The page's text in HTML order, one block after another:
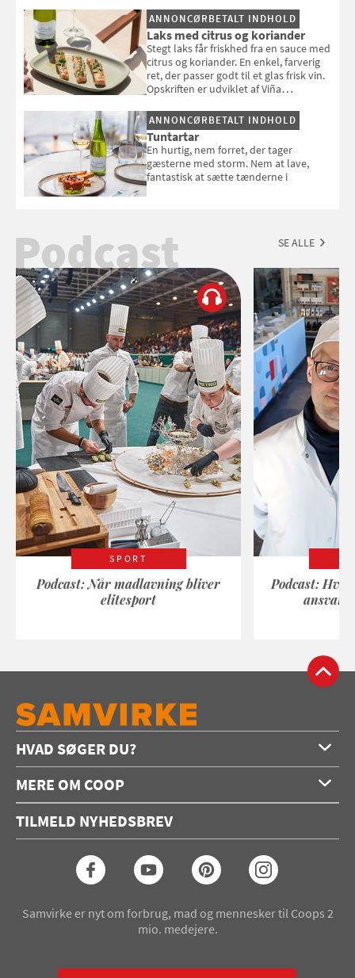
selvstændigt måltid. Opskriften er fra
Louisa Lorangs kogebog "Salat".
ANNONCØRBETALT INDHOLD
Laks med citrus og koriander
Stegt laks får friskhed fra en sauce med
citrus og koriander. En enkel, farverig
ret, der passer godt til et glas frisk vin.
Opskriften er udviklet af Viña
ANNONCØRBETALT INDHOLD
Tuntartar
En hurtig, nem forret, der tager
gæsterne med storm. Nem at lave,
fantastisk at sætte tænderne i
Podcast SE ALLE
SPORT
Podcast: Når madlavning bliver
elitesport
Podcast:
HVAD SØGER DU?
Forside
Opskrifter
Konkurrencer
MERE OM COOP
Annoncering
Coop medlem
TILMELD NYHEDSBREV
Samvirke er nyt om forbrug, mad og mennesker til Coops 2
mio. medejere.